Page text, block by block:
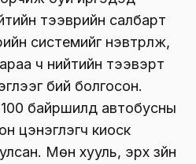
тээврийн салбарт
системийг нэвтрүүлж,
ч нийтийн тээвэрт
бий болгосон.
байршилд автобусны
цэнэглэгч киоск
Мөн хууль, эрх зүйн